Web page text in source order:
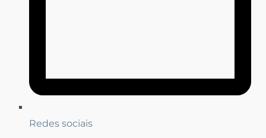
Redes sociais